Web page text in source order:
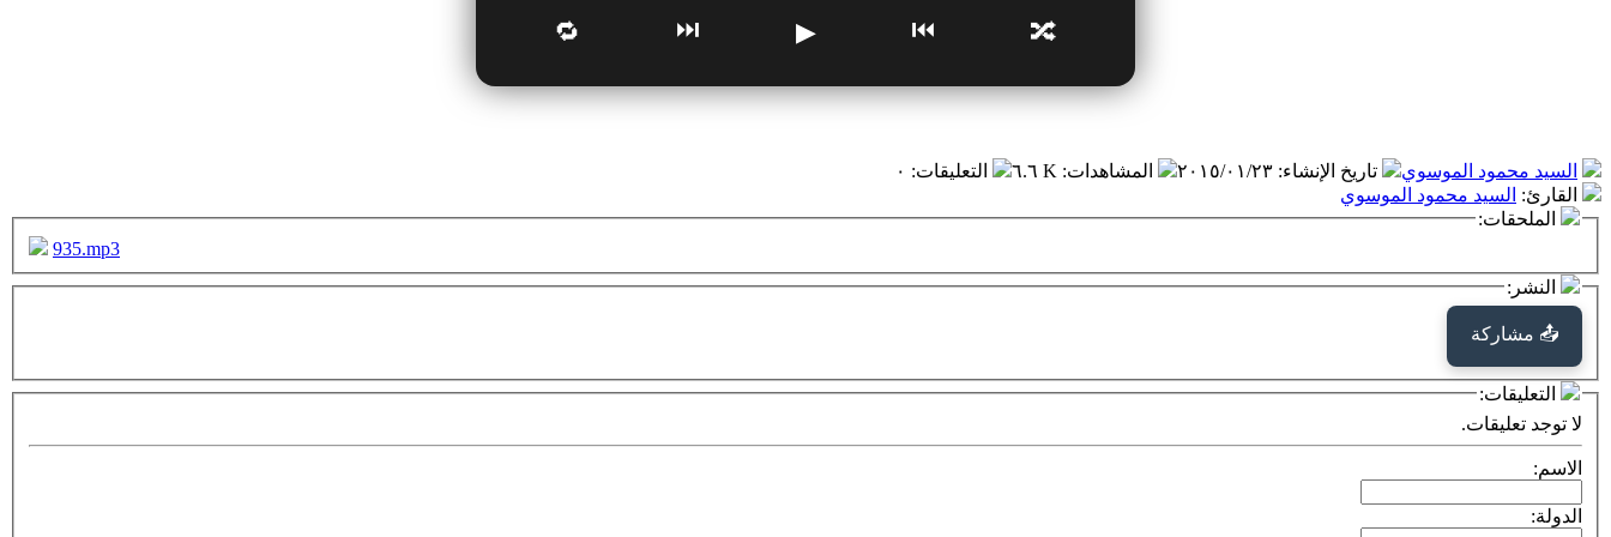
🔀
⏮
▶
⏭
🔁
السيد محمود الموسوي تاريخ الإنشاء: ٢٠١٥/٠١/٢٣ المشاهدات: ٦.٦ K التعليقات: ٠
القارئ: السيد محمود الموسوي
الملحقات:
935.mp3
النشر:
📤 مشاركة
التعليقات:
لا توجد تعليقات.
الاسم:
الدولة: